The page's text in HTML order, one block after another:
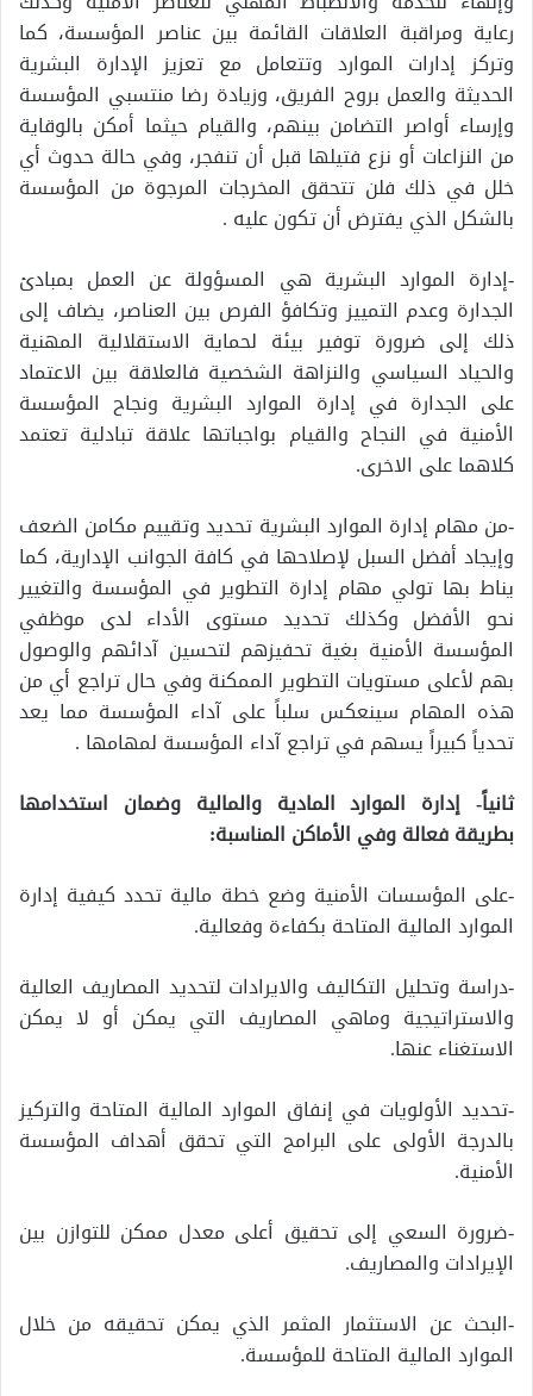
رعاية ومراقبة العلاقات القائمة بين عناصر المؤسسة، كما
وتركز إدارات الموارد وتتعامل مع تعزيز الإدارة البشرية
الحديثة والعمل بروح الفريق، وزيادة رضا منتسبي المؤسسة
وإرساء أواصر التضامن بينهم، والقيام حيثما أمكن بالوقاية
من النزاعات أو نزع فتيلها قبل أن تنفجر، وفي حالة حدوث أي
خلل في ذلك فلن تتحقق المخرجات المرجوة من المؤسسة
بالشكل الذي يفترض أن تكون عليه .
-إدارة الموارد البشرية هي المسؤولة عن العمل بمبادئ
الجدارة وعدم التمييز وتكافؤ الفرص بين العناصر، يضاف إلى
ذلك إلى ضرورة توفير بيئة لحماية الاستقلالية المهنية
والحياد السياسي والنزاهة الشخصية فالعلاقة بين الاعتماد
على الجدارة في إدارة الموارد البشرية ونجاح المؤسسة
الأمنية في النجاح والقيام بواجباتها علاقة تبادلية تعتمد
كلاهما على الاخرى.
-من مهام إدارة الموارد البشرية تحديد وتقييم مكامن الضعف
وإيجاد أفضل السبل لإصلاحها في كافة الجوانب الإدارية، كما
يناط بها تولي مهام إدارة التطوير في المؤسسة والتغيير
نحو الأفضل وكذلك تحديد مستوى الأداء لدى موظفي
المؤسسة الأمنية بغية تحفيزهم لتحسين آدائهم والوصول
بهم لأعلى مستويات التطوير الممكنة وفي حال تراجع أي من
هذه المهام سينعكس سلباً على آداء المؤسسة مما يعد
تحدياً كبيراً يسهم في تراجع آداء المؤسسة لمهامها .
ثانياً- إدارة الموارد المادية والمالية وضمان استخدامها
بطريقة فعالة وفي الأماكن المناسبة:
-على المؤسسات الأمنية وضع خطة مالية تحدد كيفية إدارة
الموارد المالية المتاحة بكفاءة وفعالية.
-دراسة وتحليل التكاليف والايرادات لتحديد المصاريف العالية
والاستراتيجية وماهي المصاريف التي يمكن أو لا يمكن
الاستغناء عنها.
-تحديد الأولويات في إنفاق الموارد المالية المتاحة والتركيز
بالدرجة الأولى على البرامج التي تحقق أهداف المؤسسة
الأمنية.
-ضرورة السعي إلى تحقيق أعلى معدل ممكن للتوازن بين
الإيرادات والمصاريف.
-البحث عن الاستثمار المثمر الذي يمكن تحقيقه من خلال
الموارد المالية المتاحة للمؤسسة.